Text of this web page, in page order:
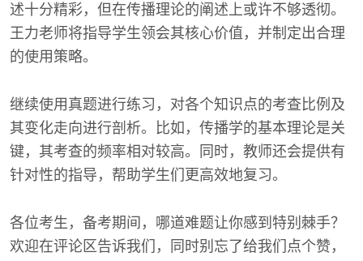
述十分精彩，但在传播理论的阐述上或许不够透彻。
王力老师将指导学生领会其核心价值，并制定出合理
的使用策略。
继续使用真题进行练习，对各个知识点的考查比例及
其变化走向进行剖析。比如，传播学的基本理论是关
键，其考查的频率相对较高。同时，教师还会提供有
针对性的指导，帮助学生们更高效地复习。
各位考生，备考期间，哪道难题让你感到特别棘手？
欢迎在评论区告诉我们，同时别忘了给我们点个赞，